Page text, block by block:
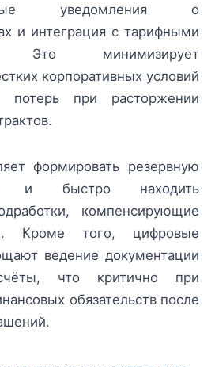
уведомления о
и интеграция с тарифными
Это минимизирует
корпоративных условий
при расторжении
формировать резервную
и быстро находить
компенсирующие
Кроме того, цифровые
ведение документации
что критично при
обязательств после